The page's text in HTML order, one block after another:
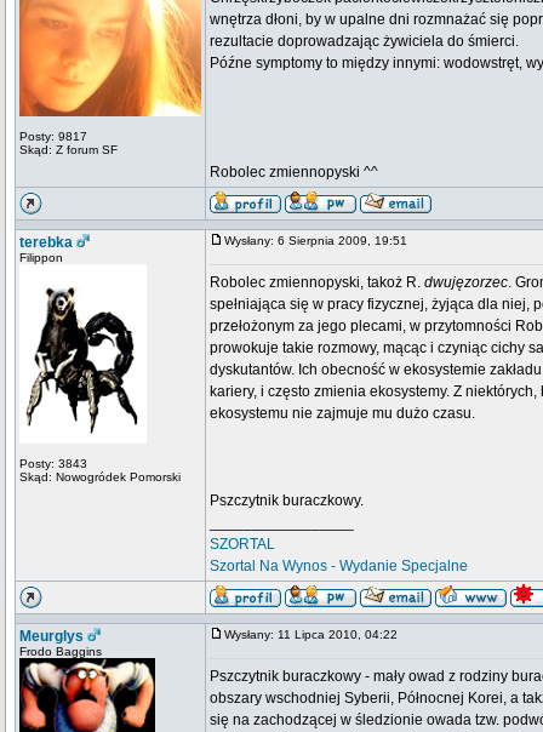
Posty: 9817
Skąd: Z forum SF
wnętrza dłoni, by w upalne dni rozmnażać się
rezultacie doprowadzając żywiciela do śmierci.
Późne symptomy to między innymi: wodowstręt,
Robolec zmiennopyski ^^
terebka
Filippon
Posty: 3843
Skąd: Nowogródek Pomorski
Wysłany: 6 Sierpnia 2009, 19:51
Robolec zmiennopyski, takoż R. dwujęzorzec.
spełniająca się w pracy fizycznej, żyjąca dla niej,
przełożonym za jego plecami, w przytomności
prowokuje takie rozmowy, mącąc i czyniąc cichy
dyskutantów. Ich obecność w ekosystemie
kariery, i często zmienia ekosystemy. Z
ekosystemu nie zajmuje mu dużo czasu.
Pszczytnik buraczkowy.
SZORTAL
Szortal Na Wynos - Wydanie Specjalne
Meurglys
Frodo Baggins
Wysłany: 11 Lipca 2010, 04:22
Pszczytnik buraczkowy - mały owad z rodziny
obszary wschodniej Syberii, Północnej Korei, a
się na zachodzącej w śledzionie owada tzw.